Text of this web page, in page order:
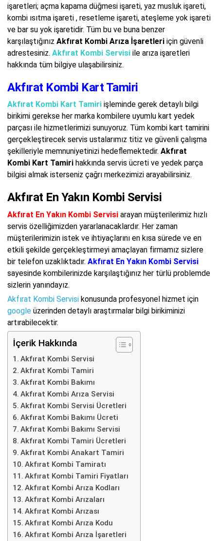
işaretleri; açma kapama düğmesi işareti, yaz musluk işareti,
kombi ısıtma işareti , resetleme işareti, ateşleme yok işareti
ve bar su yok işaretidir. Tüm bu ve buna benzer
karşılaştığınız Akfırat Kombi Arıza İşaretleri için güvenli
adrestesiniz. Akfırat Kombi Servisi ile arıza işaretleri
hakkında tüm bilgiye ulaşabilirsiniz.
Akfırat Kombi Kart Tamiri
Akfırat Kombi Kart Tamiri işleminde gerek detaylı bilgi
birikimi gerekse her marka kombilere uyumlu kart yedek
parçası ile hizmetlerimizi sunuyoruz. Tüm kombi kart tamirini
gerçekleştirecek servis ustalarımız titiz ve güvenli çalışma
şekilleriyle memnuniyetinizi hedeflemektedir. Akfırat
Kombi Kart Tamiri hakkında servis ücreti ve yedek parça
bilgisi almak isterseniz çağrı merkezimizi arayabilirsiniz.
Akfırat En Yakın Kombi Servisi
Akfırat En Yakın Kombi Servisi arayan müşterilerimiz hızlı
servis özelliğimizden yararlanacaklardır. Her zaman
müşterilerimizin istek ve ihtiyaçlarını en kısa sürede ve en
etkili şekilde gerçekleştirmeyi amaçlayan firmamız sizlere
bir telefon uzaklıktadır. Akfırat En Yakın Kombi Servisi
sayesinde kombilerinizde karşılaştığınız her türlü problemde
sizlerin yanındayız.
Akfırat Kombi Servisi konusunda profesyonel hizmet için
google üzerinden detaylı araştırmalar bilgi birikiminizi
artırabilecektir.
İçerik Hakkında
Akfırat Kombi Servisi
Akfırat Kombi Tamiri
Akfırat Kombi Bakımı
Akfırat Kombi Arıza Servisi
Akfırat Kombi Servisi Ücretleri
Akfırat Kombi Bakımı Ücreti
Akfırat Kombi Bakımı Servisi
Akfırat Kombi Tamiri Ücretleri
Akfırat Kombi Anakart Tamiri
Akfırat Kombi Tamiratı
Akfırat Kombi Tamiri Fiyatları
Akfırat Kombi Arıza Kodları
Akfırat Kombi Arızaları
Akfırat Kombi Arızası
Akfırat Kombi Arıza Kodu
Akfırat Kombi Arıza İşaretleri